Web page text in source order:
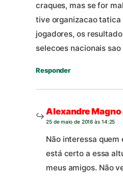
craques, mas se for
tive organizacao tatica
jogadores, os
selecoes nacionais
Responder
Alexandre Magno
25 de maio de 2016 às 14:25
Não interessa quem
está certo a essa
meus amigos. Não